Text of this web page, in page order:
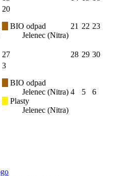
20
BIO odpad
Jelenec (Nitra)
21 22 23
27 28 29 30
3
BIO odpad
Jelenec (Nitra)
Plasty
Jelenec (Nitra)
4 5 6